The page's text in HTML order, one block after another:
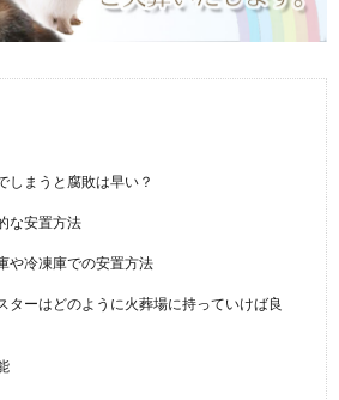
しまうと腐敗は早い？
な安置方法
や冷凍庫での安置方法
ターはどのように火葬場に持っていけば良